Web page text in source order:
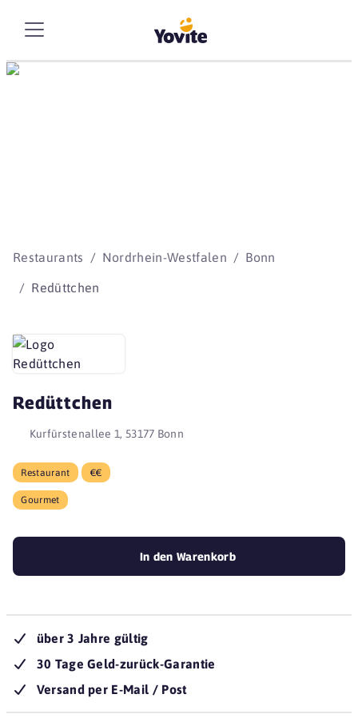
Restaurants Nordrhein-Westfalen Bonn
Redüttchen
Redüttchen
Kurfürstenallee 1, 53177 Bonn
Restaurant €€
Gourmet
In den Warenkorb
über 3 Jahre gültig
30 Tage Geld-zurück-Garantie
Versand per E-Mail / Post